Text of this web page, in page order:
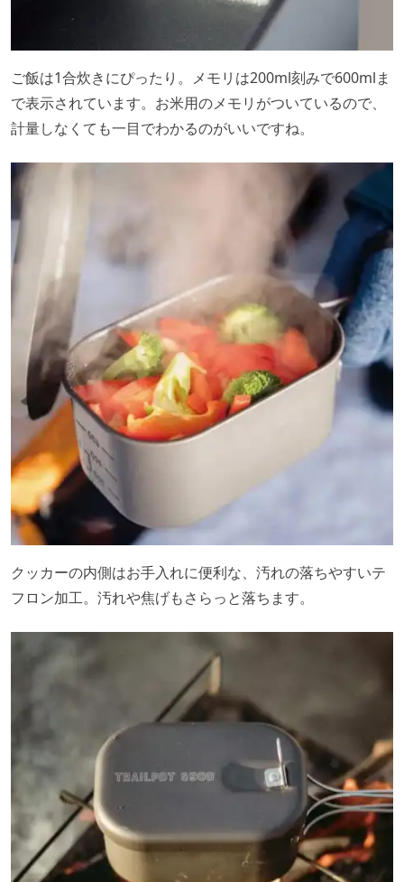
ご飯は1合炊きにぴったり。メモリは200ml刻みで600mlま
で表示されています。お米用のメモリがついているので、
計量しなくても一目でわかるのがいいですね。
クッカーの内側はお手入れに便利な、汚れの落ちやすいテ
フロン加工。汚れや焦げもさらっと落ちます。